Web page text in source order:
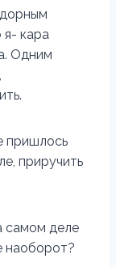
кара
Одним
пришлось
приручить
самом деле
наоборот?